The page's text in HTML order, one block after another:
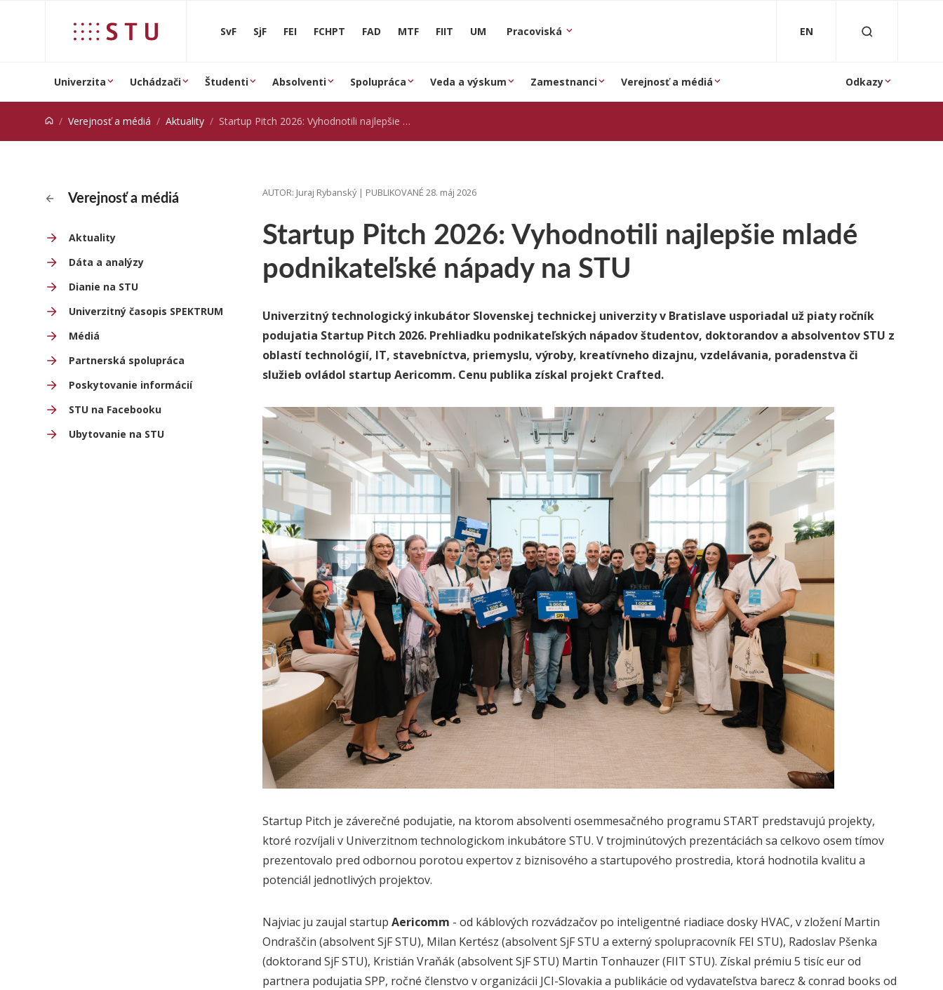
SvF SjF FEI FCHPT FAD MTF FIIT UM Pracoviská EN
Univerzita Uchádzači Študenti Absolventi Spolupráca Veda a výskum Zamestnanci Verejnosť a médiá Odkazy
Verejnosť a médiá Aktuality Startup Pitch 2026: Vyhodnotili najlepšie mladé podnikateľské nápady na STU
Verejnosť a médiá
Aktuality
Dáta a analýzy
Dianie na STU
Univerzitný časopis SPEKTRUM
Médiá
Partnerská spolupráca
Poskytovanie informácií
STU na Facebooku
Ubytovanie na STU
Startup Pitch 2026: Vyhodnotili najlepšie mladé
podnikateľské nápady na STU
AUTOR: Juraj Rybanský | PUBLIKOVANÉ 28. máj 2026
Univerzitný technologický inkubátor Slovenskej technickej univerzity v Bratislave usporiadal už piaty ročník
podujatia Startup Pitch 2026. Prehliadku podnikateľských nápadov študentov, doktorandov a absolventov STU z
oblastí technológií, IT, stavebníctva, priemyslu, výroby, kreatívneho dizajnu, vzdelávania, poradenstva či
služieb ovládol startup Aericomm. Cenu publika získal projekt Crafted.
Startup Pitch je záverečné podujatie, na ktorom absolventi osemmesačného programu START predstavujú projekty,
ktoré rozvíjali v Univerzitnom technologickom inkubátore STU. V trojminútových prezentáciách sa celkovo osem tímov
prezentovalo pred odbornou porotou expertov z biznisového a startupového prostredia, ktorá hodnotila kvalitu a
potenciál jednotlivých projektov.
Najviac ju zaujal startup Aericomm - od káblových rozvádzačov po inteligentné riadiace dosky HVAC, v zložení Martin
Ondraščin (absolvent SjF STU), Milan Kertész (absolvent SjF STU a externý spolupracovník FEI STU), Radoslav Pšenka
(doktorand SjF STU), Kristián Vraňák (absolvent SjF STU) Martin Tonhauzer (FIIT STU). Získal prémiu 5 tisíc eur od
partnera podujatia SPP, ročné členstvo v organizácii JCI-Slovakia a publikácie od vydavateľstva barecz & conrad books od